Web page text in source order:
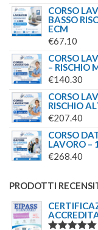
CORSO
BASSO
ECM
€67.10
CORSO
– RISCHIO
€140.30
CORSO
RISCHIO
€207.40
CORSO
LAVORO –
€268.40
PRODOTTI